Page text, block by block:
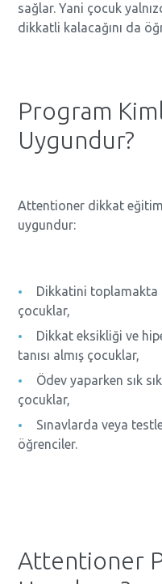
sağlar. Yani çocuk
dikkatli kalacağını da
Program
Uygundur?
Attentioner dikkat
uygundur:
Dikkatini toplamakta
çocuklar,
Dikkat eksikliği ve
tanısı almış çocuklar,
Ödev yaparken sık
çocuklar,
Sınavlarda veya
öğrenciler.
Attentioner